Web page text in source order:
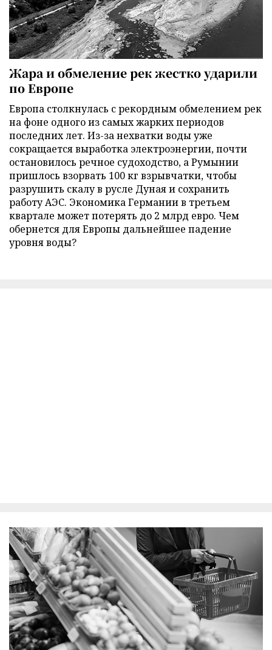
Жара и обмеление рек жестко ударили
по Европе
Европа столкнулась с рекордным обмелением рек
на фоне одного из самых жарких периодов
последних лет. Из-за нехватки воды уже
сокращается выработка электроэнергии, почти
остановилось речное судоходство, а Румынии
пришлось взорвать 100 кг взрывчатки, чтобы
разрушить скалу в русле Дуная и сохранить
работу АЭС. Экономика Германии в третьем
квартале может потерять до 2 млрд евро. Чем
обернется для Европы дальнейшее падение
уровня воды?